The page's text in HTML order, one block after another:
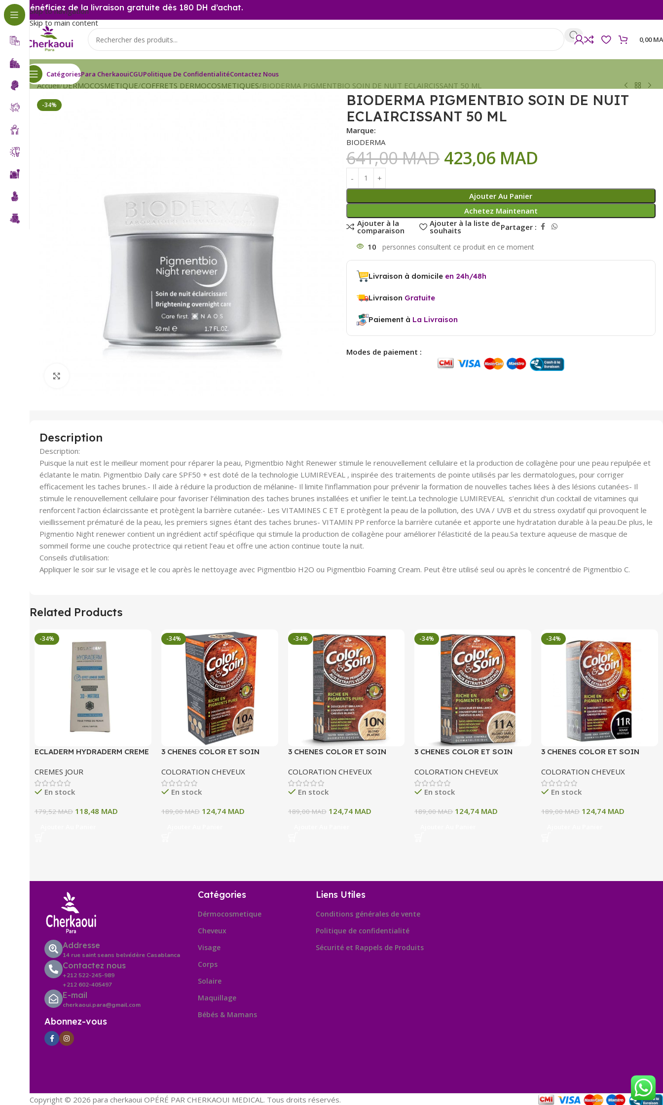
Skip to navigation
Skip to main content
Bénéficiez de la livraison gratuite dès 180 DH d’achat.
0,00
CatégoriesPara CherkaouiCGUPolitique De ConfidentialitéContactez Nous
Accueil DERMOCOSMETIQUE COFFRETS DERMOCOSMETIQUES BIODERMA PIGMENTBIO SOIN DE NUIT ECLAIRCISSANT 50 ML
-34%
BIODERMA PIGMENTBIO SOIN DE NUIT
ECLAIRCISSANT 50 ML
Marque:
BIODERMA
641,00MAD 423,06 MAD
Ajouter Au Panier
Achetez Maintenant
Ajouter à la
comparaison
Ajouter à la liste de
souhaits
Partager :
10
Livraison à domicile en 24h/48h
Livraison Gratuite
Paiement à La Livraison
Modes de paiement :
Description
Description:
Puisque la nuit est le meilleur moment pour réparer la peau, Pigmentbio Night Renewer stimule le renouvellement cellulaire et la production de collagène pour une peau repulpée et
éclatante le matin. Pigmentbio Daily care SPF50 + est doté de la technologie LUMIREVEAL , inspirée des traitements de pointe utilisés par les dermatologues, pour corriger
efficacement les taches brunes.- Il aide à réduire la production de mélanine- Il limite l’inflammation pour prévenir la formation de nouvelles taches liées à des lésions cutanées- Il
stimule le renouvellement cellulaire pour favoriser l’élimination des taches brunes installées et unifier le teint.La technologie LUMIREVEAL s’enrichit d’un cocktail de vitamines qui
renforcent l’action éclaircissante et protègent la barrière cutanée:- Les VITAMINES C ET E protègent la peau de la pollution, des UVA / UVB et du stress oxydatif qui provoquent le
vieillissement prématuré de la peau, les premiers signes étant des taches brunes- VITAMIN PP renforce la barrière cutanée et apporte une hydratation durable à la peau.De plus, le
Pigmentio Night renewer contient un ingrédient actif spécifique qui stimule la production de collagène pour améliorer l’élasticité de la peau.Sa texture aqueuse de masque de
sommeil forme une couche protectrice qui retient l’eau et offre une action continue toute la nuit.
Conseils d’utilisation:
Appliquer le soir sur le visage et le cou après le nettoyage avec Pigmentbio H2O ou Pigmentbio Foaming Cream. Peut être utilisé seul ou après le concentré de Pigmentbio C.
Related Products
-34%
ECLADERM HYDRADERM CREME
ML
CREMES JOUR
En stock
179,52MAD 118,48 MAD
-34%
3 CHENES COLOR ET SOIN
A BLOND CLAIR CENDRE 135 ML
COLORATION CHEVEUX
En stock
189,00MAD 124,74 MAD
-34%
3 CHENES COLOR ET SOIN
N BLOND PATINE 135 ML
COLORATION CHEVEUX
En stock
189,00MAD 124,74 MAD
-34%
3 CHENES COLOR ET SOIN
11A BLOND SABLE CENDRE 135
ML
COLORATION CHEVEUX
En stock
189,00MAD 124,74 MAD
-34%
3 CHENES COLOR ET SOIN
11R ROUGE MYRTILLE 135 ML
COLORATION CHEVEUX
En stock
189,00MAD 124,74 MAD
Addresse
14 rue saint seans belvédère Casablanca
Contactez nous
+212 522-245-989
+212 602-405497
E-mail
cherkaoui.para@gmail.com
Abonnez-vous
Catégories
Dérmocosmetique
Cheveux
Visage
Corps
Solaire
Maquillage
Bébés & Mamans
Liens Utiles
Conditions générales de vente
Politique de confidentialité
Sécurité et Rappels de Produits
Copyright © 2026 para cherkaoui OPÉRÉ PAR CHERKAOUI MEDICAL. Tous droits réservés.